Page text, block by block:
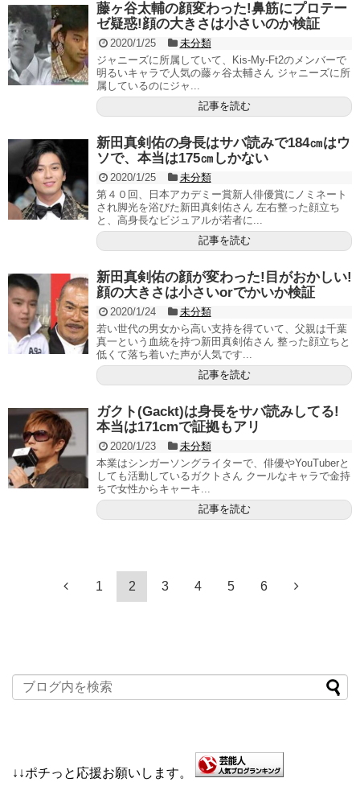
藤ヶ谷太輔の顔変わった!鼻筋にプロテー
ゼ疑惑!顔の大きさは小さいのか検証
2020/1/25
未分類
ジャニーズに所属していて、Kis-My-Ft2のメンバーで
明るいキャラで人気の藤ヶ谷太輔さん ジャニーズに所
属しているのにジャ...
記事を読む
新田真剣佑の身長はサバ読みで184㎝はウ
ソで、本当は175㎝しかない
2020/1/25
未分類
第４０回、日本アカデミー賞新人俳優賞にノミネート
され脚光を浴びた新田真剣佑さん 左右整った顔立ち
と、高身長なビジュアルが若者に...
記事を読む
新田真剣佑の顔が変わった!目がおかしい!
顔の大きさは小さいorでかいか検証
2020/1/24
未分類
若い世代の男女から高い支持を得ていて、父親は千葉
真一という血統を持つ新田真剣佑さん 整った顔立ちと
低くて落ち着いた声が人気です...
記事を読む
ガクト(Gackt)は身長をサバ読みしてる!
本当は171cmで証拠もアリ
2020/1/23
未分類
本業はシンガーソングライターで、俳優やYouTuberと
しても活動しているガクトさん クールなキャラで金持
ちで女性からキャーキ...
記事を読む
1 2 3 4 5 6
↓↓ポチっと応援お願いします。